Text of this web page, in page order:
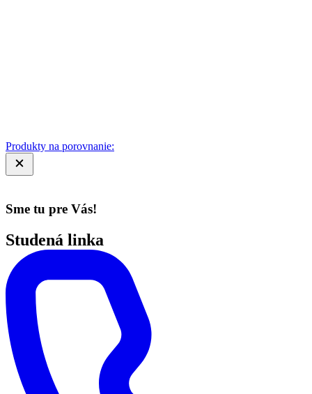
Produkty na porovnanie:
Sme tu pre Vás!
Studená linka